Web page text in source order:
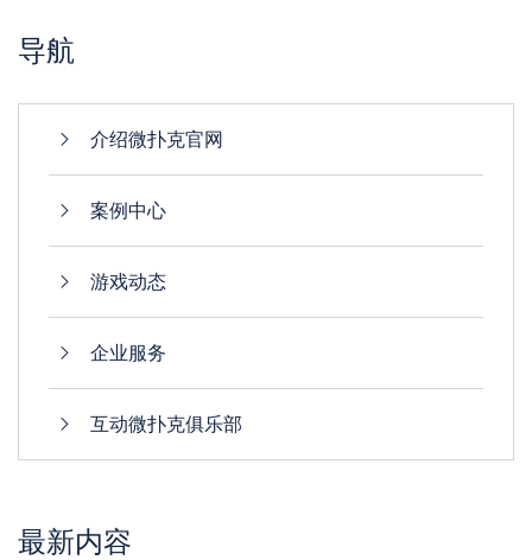
导航
介绍微扑克官网
案例中心
游戏动态
企业服务
互动微扑克俱乐部
最新内容